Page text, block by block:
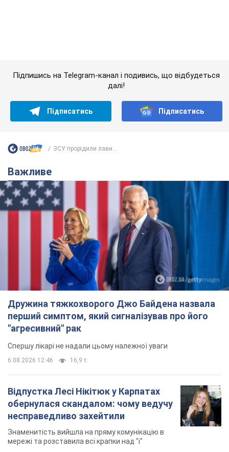
Дружина тяжкохворого Джо Байдена назвала
перший симптом, який сигналізував про його
"агресивний" рак
Спершу лікарі не надали цьому належної уваги
16,9 т.
Відпустка Лесі Нікітюк у Карпатах
обернулася скандалом: чому ведучу
несправедливо захейтили
Знаменитість вийшла на пряму комунікацію в
мережі та розставила всі крапки над "і"
6.08.2026 17:32 13,6 т.
"Динамо" з перемоги стартувало у
кваліфікації Ліги конференцій. Відео
9 годин тому 2,5 т.